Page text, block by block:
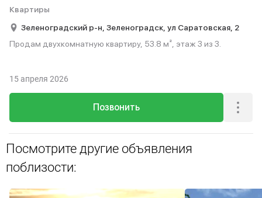
Квартиры
Зеленоградский р-н, Зеленоградск, ул Саратовская, 2
Продам двухкомнатную квартиру, 53.8 м², этаж 3 из 3.
Позвонить
15 апреля 2026
Посмотрите другие объявления
поблизости: